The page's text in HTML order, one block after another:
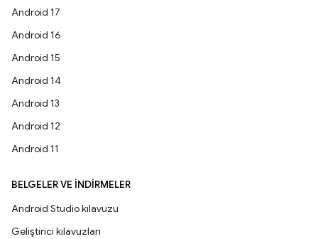
Android 17
Android 16
Android 15
Android 14
Android 13
Android 12
Android 11
BELGELER VE İNDIRMELER
Android Studio kılavuzu
Geliştirici kılavuzları